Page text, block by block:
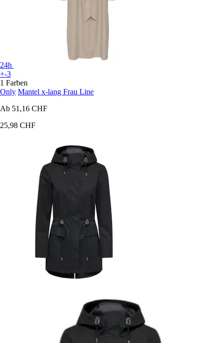
24h
+-3
1 Farben
Only Mantel x-lang Frau Line
Ab 51,16 CHF
25,98 CHF